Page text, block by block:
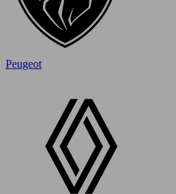
Peugeot